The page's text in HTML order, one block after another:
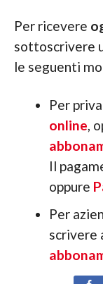
Per ricevere
sottoscrivere
le seguenti
Per
online ,
Il
oppure
Per
scrivere